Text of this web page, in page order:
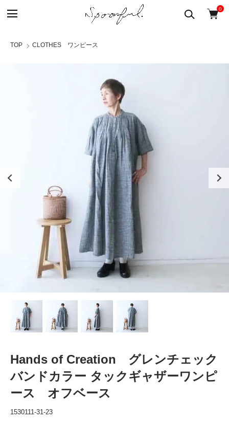
0
TOP CLOTHES ワンピース
Hands of Creation グレンチェック
バンドカラー タックギャザーワンピ
ース オフベース
1530111-31-23